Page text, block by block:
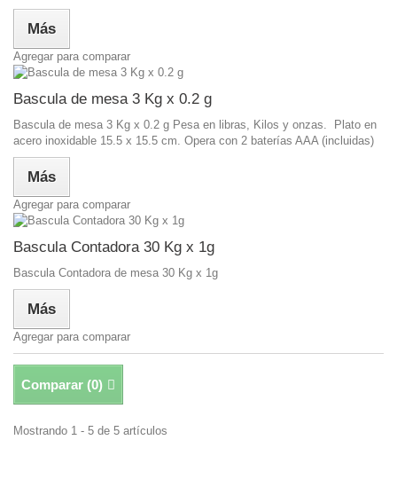
Más
Agregar para comparar
Bascula de mesa 3 Kg x 0.2 g
Bascula de mesa 3 Kg x 0.2 g Pesa en libras, Kilos y onzas. Plato en
acero inoxidable 15.5 x 15.5 cm. Opera con 2 baterías AAA (incluidas)
Más
Agregar para comparar
Bascula Contadora 30 Kg x 1g
Bascula Contadora de mesa 30 Kg x 1g
Más
Agregar para comparar
Comparar (0)
Mostrando 1 - 5 de 5 artículos